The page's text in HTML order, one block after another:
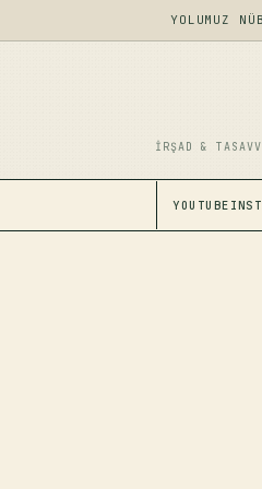
YOLUMUZ
İRŞAD &
YOUTUBE